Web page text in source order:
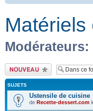
Matériels
Modérateurs:
Ecrire un nouveau
sujet
SUJETS
Ustensile de cuisine
de Recette-dessert.com